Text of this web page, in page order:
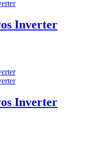
Inverter
Inverter